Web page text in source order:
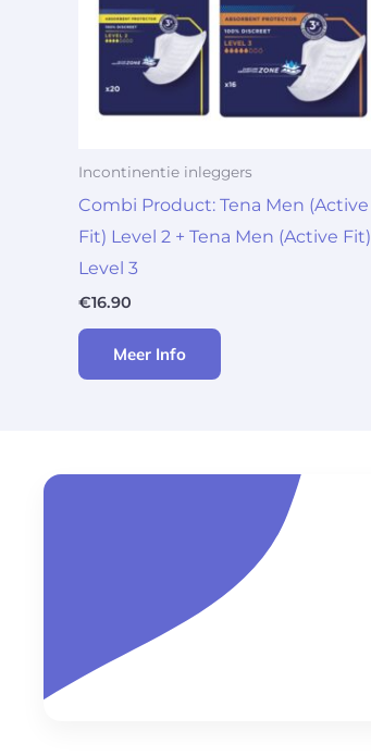
Incontinentie inleggers
Combi Product: Tena Men (Active
Fit) Level 2 + Tena Men (Active Fit)
Level 3
€16.90
Meer Info